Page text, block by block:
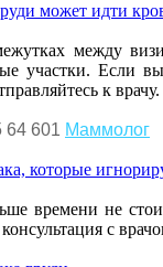
может идти
между
участки. Если
к врачу.
64 601 Маммолог
которые
времени не
с